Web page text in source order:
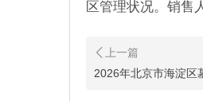
区管理状况。销售
2026年北京市海淀区